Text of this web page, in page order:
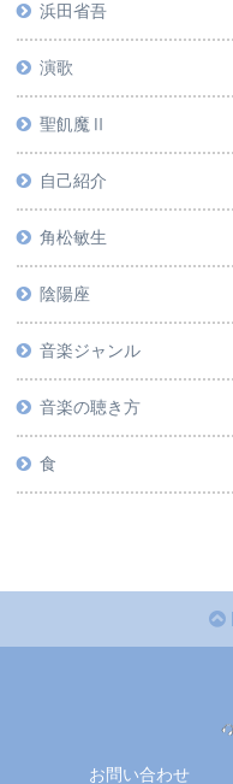
浜田省吾
演歌
聖飢魔Ⅱ
自己紹介
角松敏生
陰陽座
音楽ジャンル
音楽の聴き方
食
お問い合わせ